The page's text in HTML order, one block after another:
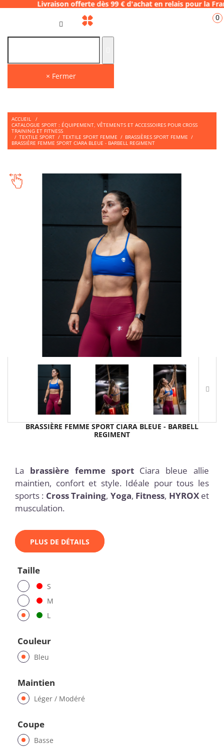
offerte dès 99 € d'achat en relais
× Fermer
0
ACCUEIL
/
CATALOGUE SPORT : ÉQUIPEMENT, VÊTEMENTS ET ACCESSOIRES POUR CROSS
TRAINING ET FITNESS
/ TEXTILE SPORT / TEXTILE SPORT FEMME / BRASSIÈRES SPORT FEMME /
BRASSIÈRE FEMME SPORT CIARA BLEUE - BARBELL REGIMENT
BRASSIÈRE FEMME SPORT CIARA BLEUE - BARBELL
REGIMENT
La brassière femme sportCiara bleue allie
maintien, confort et style. Idéale pour tous les
sports : Cross Training, Yoga, Fitness, HYROXet
musculation.
PLUS DE DÉTAILS
Taille
S
M
L
Couleur
Bleu
Maintien
Léger / Modéré
Coupe
Basse